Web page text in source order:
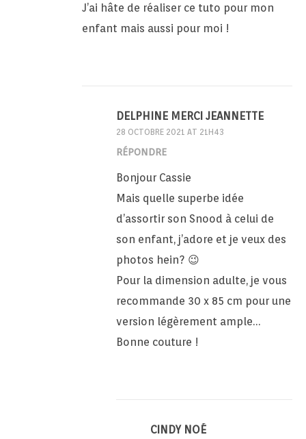
J’ai hâte de réaliser ce tuto pour mon
enfant mais aussi pour moi !
DELPHINE MERCI JEANNETTE
28 OCTOBRE 2021 AT 21H43
RÉPONDRE
Bonjour Cassie
Mais quelle superbe idée
d’assortir son Snood à celui de
son enfant, j’adore et je veux des
photos hein? 😉
Pour la dimension adulte, je vous
recommande 30 x 85 cm pour une
version légèrement ample…
Bonne couture !
CINDY NOÉ